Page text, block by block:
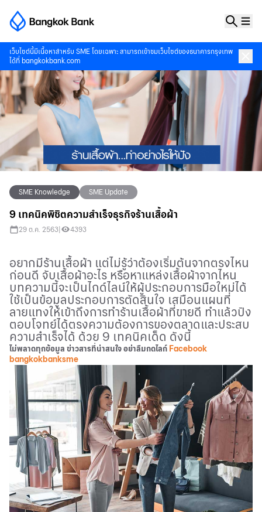
เว็บไซต์นี้มีเนื้อหาสำหรับ SME โดยเฉพาะ สามารถเข้าชมเว็บไซต์ของธนาคารกรุงเทพ
ได้ที่ bangkokbank.com
SME Knowledge SME Update
9 เทคนิคพิชิตความสำเร็จธุรกิจร้านเสื้อผ้า
29 ต.ค. 2563 4393
อยากมีร้านเสื้อผ้า แต่ไม่รู้ว่าต้องเริ่มต้นจากตรงไหน
ก่อนดี จับเสื้อผ้าอะไร หรือหาแหล่งเสื้อผ้าจากไหน
บทความนี้จะเป็นไกด์ไลน์ให้ผู้ประกอบการมือใหม่ได้
ใช้เป็นข้อมูลประกอบการตัดสินใจ เสมือนแผนที่
ลายแทงให้เข้าถึงการทำร้านเสื้อผ้าที่ขายดี ทำแล้วปัง
ตอบโจทย์ได้ตรงความต้องการของตลาดและประสบ
ความสำเร็จได้ ด้วย 9 เทคนิคเด็ด ดังนี้
ไม่พลาดทุกข้อมูล ข่าวสารที่น่าสนใจ อย่าลืมกดไลก์ Facebook
bangkokbanksme